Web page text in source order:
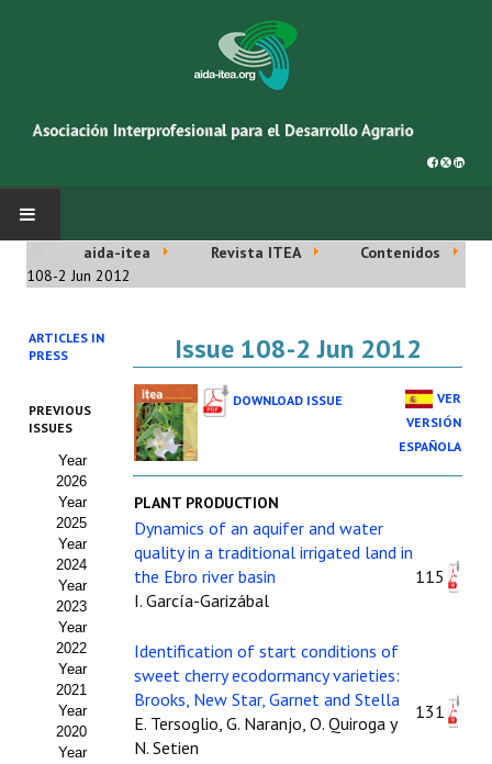
INICIO
Asociación AIDA
Cincuentenario AIDA
Organigrama
Estatutos
Hacerse socio
Noticias
Galería de Fotos
Web AIDA 2.0
REVISTA ITEA
aida-itea Revista ITEA
Contenidos
108-2 Jun 2012
ARTICLES IN
PRESS
PREVIOUS
ISSUES
Year
2026
Year
2025
Year
2024
Year
2023
Year
2022
Year
2021
Year
2020
Year
Issue 108-2 Jun 2012
DOWNLOAD ISSUE
VER
VERSIÓN
ESPAÑOLA
PLANT PRODUCTION
Dynamics of an aquifer and water
quality in a traditional irrigated land in
the Ebro river basin
I. García-Garizábal
115
Identification of start conditions of
sweet cherry ecodormancy varieties:
Brooks, New Star, Garnet and Stella
E. Tersoglio, G. Naranjo, O. Quiroga y
N. Setien
131